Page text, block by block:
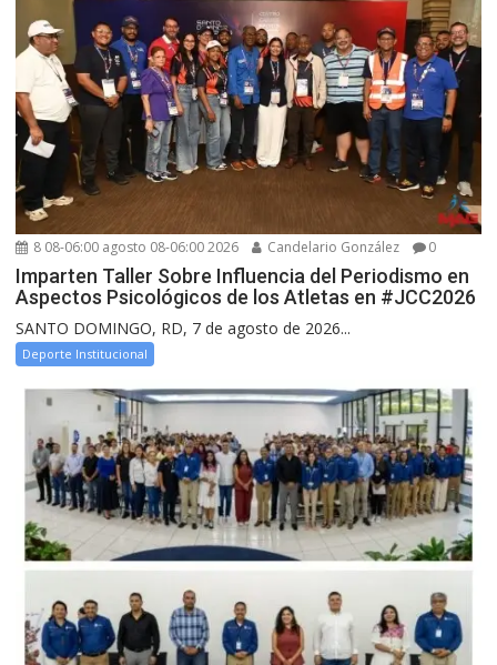
8 08-06:00 agosto 08-06:00 2026 Candelario González 0
Imparten Taller Sobre Influencia del Periodismo en
Aspectos Psicológicos de los Atletas en #JCC2026
SANTO DOMINGO, RD, 7 de agosto de 2026...
Deporte Institucional